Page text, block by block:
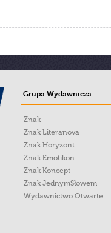
Grupa Wydawnicza:
Znak
Znak Literanova
Znak Horyzont
Znak Emotikon
Znak Koncept
Znak JednymSłowem
Wydawnictwo Otwarte